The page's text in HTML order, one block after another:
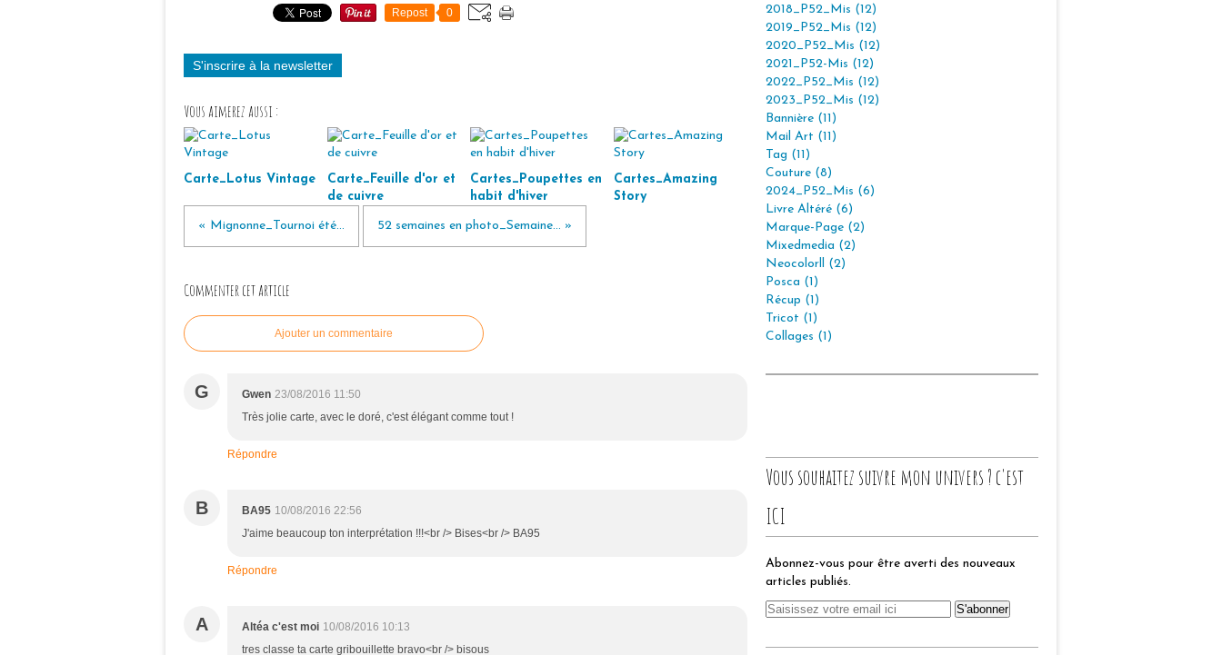
Repost 0
S'inscrire à la newsletter
Vous aimerez aussi :
Carte_Lotus Vintage
Carte_Feuille d'or et
de cuivre
Cartes_Poupettes en
habit d'hiver
Cartes_Amazing
Story
« Mignonne_Tournoi été... 52 semaines en photo_Semaine... »
Commenter cet article
Ajouter un commentaire
G Gwen 23/08/2016 11:50
Très jolie carte, avec le doré, c'est élégant comme tout !
Répondre
B BA95 10/08/2016 22:56
J'aime beaucoup ton interprétation !!!<br /> Bises<br /> BA95
Répondre
A Altéa c'est moi 10/08/2016 10:13
tres classe ta carte gribouillette bravo<br /> bisous
2018_P52_Mis (12)
2019_P52_Mis (12)
2020_P52_Mis (12)
2021_P52-Mis (12)
2022_P52_Mis (12)
2023_P52_Mis (12)
Bannière (11)
Mail Art (11)
Tag (11)
Couture (8)
2024_P52_Mis (6)
Livre Altéré (6)
Marque-Page (2)
Mixedmedia (2)
Neocolorll (2)
Posca (1)
Récup (1)
Tricot (1)
Collages (1)
Vous souhaitez suivre mon univers ? c'est
ICI
Abonnez-vous pour être averti des nouveaux
articles publiés.